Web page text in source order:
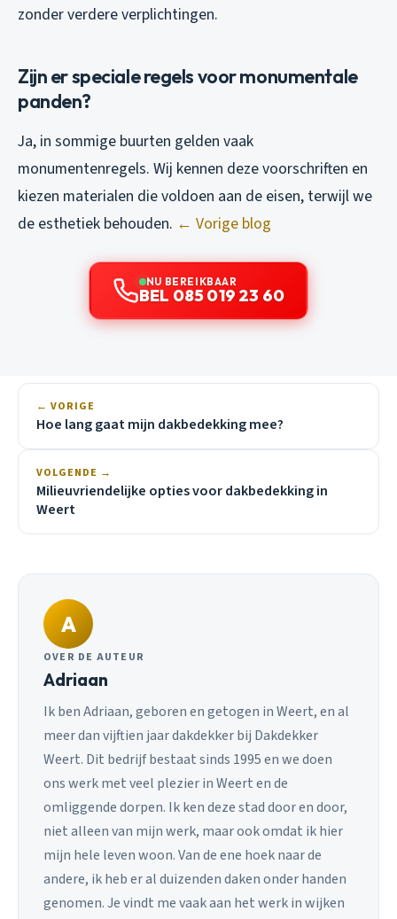
zonder verdere verplichtingen.
Zijn er speciale regels voor monumentale
panden?
Ja, in sommige buurten gelden vaak
monumentenregels. Wij kennen deze voorschriften en
kiezen materialen die voldoen aan de eisen, terwijl we
de esthetiek behouden. ← Vorige blog
NU BEREIKBAAR
BEL 085 019 23 60
← VORIGE
Hoe lang gaat mijn dakbedekking mee?
VOLGENDE →
Milieuvriendelijke opties voor dakbedekking in
Weert
A
OVER DE AUTEUR
Adriaan
Ik ben Adriaan, geboren en getogen in Weert, en al
meer dan vijftien jaar dakdekker bij Dakdekker
Weert. Dit bedrijf bestaat sinds 1995 en we doen
ons werk met veel plezier in Weert en de
omliggende dorpen. Ik ken deze stad door en door,
niet alleen van mijn werk, maar ook omdat ik hier
mijn hele leven woon. Van de ene hoek naar de
andere, ik heb er al duizenden daken onder handen
genomen. Je vindt me vaak aan het werk in wijken